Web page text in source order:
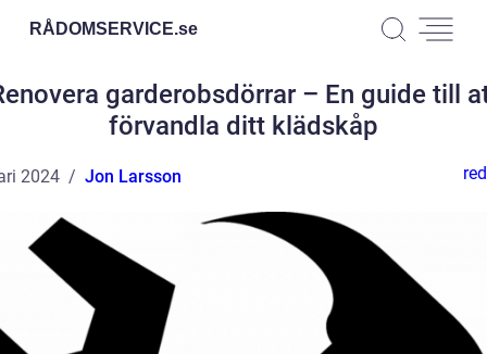
RÅDOMSERVICE.se
garderobsdörrar – En guide till
förvandla ditt klädskåp
2024 Jon Larsson